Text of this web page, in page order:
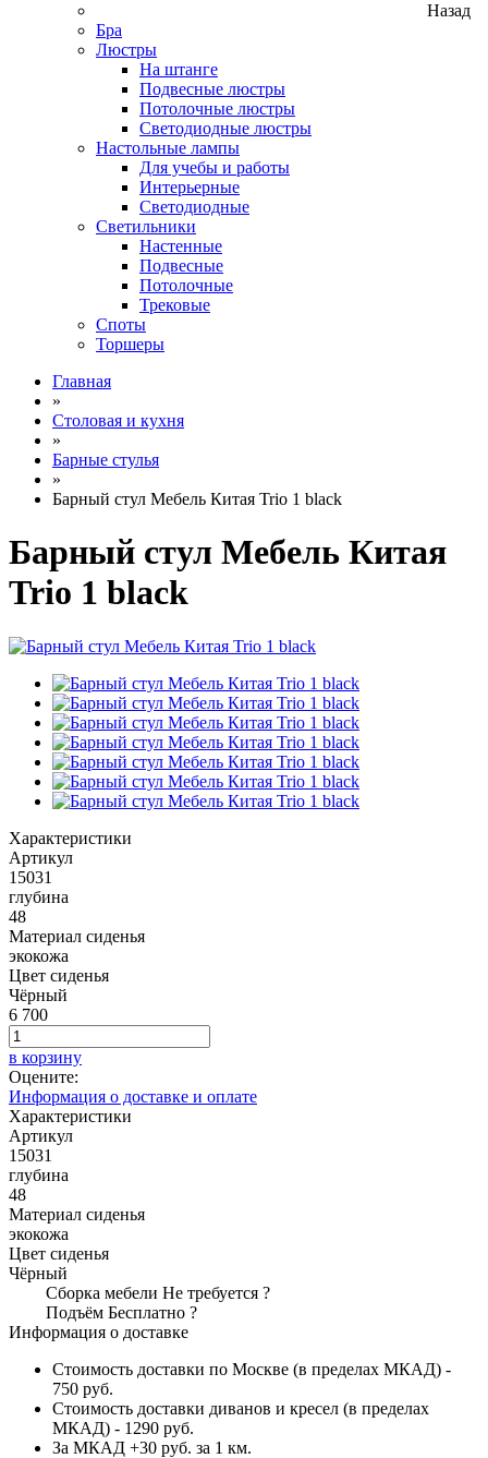
Назад
Бра
Люстры
На штанге
Подвесные люстры
Потолочные люстры
Светодиодные люстры
Настольные лампы
Для учебы и работы
Интерьерные
Светодиодные
Светильники
Настенные
Подвесные
Потолочные
Трековые
Споты
Торшеры
Главная
»
Столовая и кухня
»
Барные стулья
»
Барный стул Мебель Китая Trio 1 black
Барный стул Мебель Китая
Trio 1 black
Характеристики
Артикул
15031
глубина
48
Материал сиденья
экокожа
Цвет сиденья
Чёрный
6 700
в корзину
Оцените:
Информация о доставке и оплате
Характеристики
Артикул
15031
глубина
48
Материал сиденья
экокожа
Цвет сиденья
Чёрный
Сборка мебели Не требуется ?
Подъём Бесплатно ?
Информация о доставке
Стоимость доставки по Москве (в пределах МКАД) -
750 руб.
Стоимость доставки диванов и кресел (в пределах
МКАД) - 1290 руб.
За МКАД +30 руб. за 1 км.